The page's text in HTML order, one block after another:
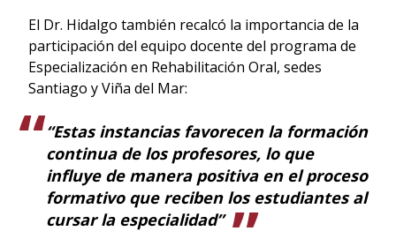
El Dr. Hidalgo también recalcó la importancia de la
participación del equipo docente del programa de
Especialización en Rehabilitación Oral, sedes
Santiago y Viña del Mar:
“Estas instancias favorecen la formación
continua de los profesores, lo que
influye de manera positiva en el proceso
formativo que reciben los estudiantes al
cursar la especialidad”